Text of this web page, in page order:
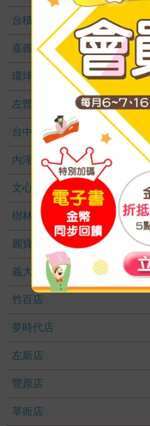
台積店
嘉義耐斯店
環球店
左營店
台中秀泰店
內湖大潤發
文心店
樹林店
麗寶店
義大店
竹百店
夢時代店
左新店
豐原店
草衙店